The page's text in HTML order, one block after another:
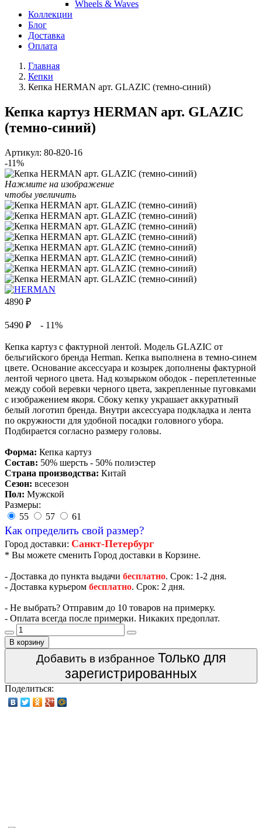
Wheels & Waves
Коллекции
Блог
Доставка
Оплата
Главная
Кепки
Кепка HERMAN арт. GLAZIC (темно-синий)
Кепка картуз HERMAN арт. GLAZIC
(темно-синий)
Артикул: 80-820-16
-11%
Нажмите на изображение
чтобы увеличить
4890 ₽
5490 ₽ - 11%
Кепка картуз с фактурной лентой. Модель GLAZIC от
бельгийского бренда Herman. Кепка выполнена в темно-синем
цвете. Основание аксессуара и козырек дополнены фактурной
лентой черного цвета. Над козырьком ободок - переплетенные
между собой веревки черного цвета, закрепленные пуговками
с изображением якоря. Сбоку кепку украшает аккуратный
белый логотип бренда. Внутри аксессуара подкладка и лента
по окружности для удобной посадки головного убора.
Подбирается согласно размеру головы.
Форма: Кепка картуз
Состав: 50% шерсть - 50% полиэстер
Страна производства: Китай
Сезон: всесезон
Пол: Мужской
Размеры:
55
57 61
Как определить свой размер?
Город доставки: Санкт-Петербург
* Вы можете сменить Город доставки в Корзине.
- Доставка до пункта выдачи бесплатно. Срок: 1-2 дня.
- Доставка курьером бесплатно. Срок: 2 дня.
- Не выбрать? Отправим до 10 товаров на примерку.
- Оплата всегда после примерки. Никаких предоплат.
В корзину
Добавить в избранное Только для
зарегистрированных
Поделиться: